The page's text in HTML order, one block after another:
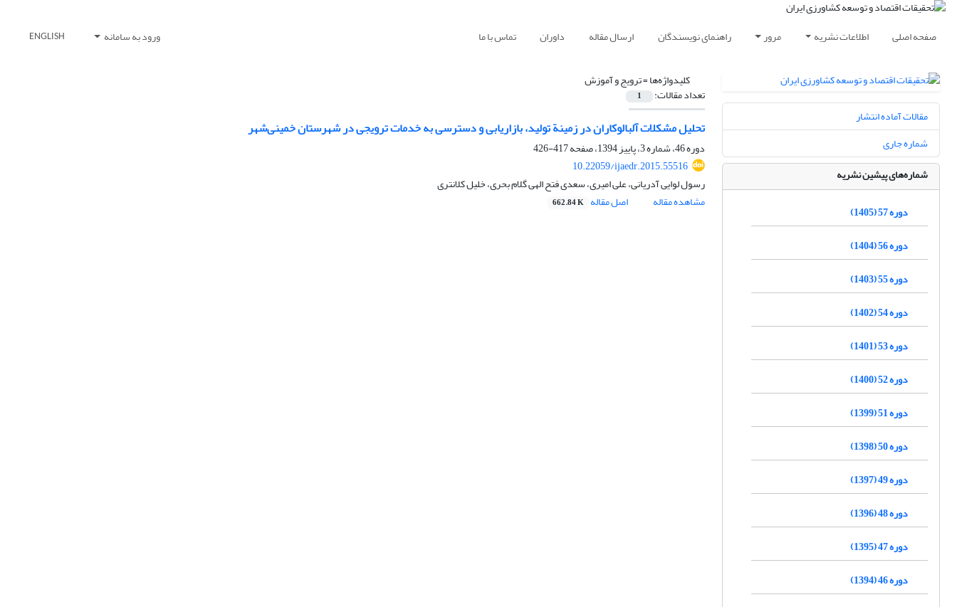
صفحه اصلی اطلاعات نشریه مرور راهنمای نویسندگان ارسال مقاله داوران تماس با ما ورود به سامانه ENGLISH
کلیدواژه‌ها =ترویج و آموزش
تعداد مقالات: 1
تحلیل مشکلات آلبالوکاران در زمینة تولید، بازاریابی و دسترسی به خدمات ترویجی در شهرستان خمینی‌شهر
دوره 46، شماره 3، پاییز 1394، صفحه
417-426
10.22059/ijaedr.2015.55516
رسول لوایی آدریانی، علی امیری، سعدی فتح الهی گلام بحری، خلیل کلانتری
مشاهده مقاله
اصل مقاله 662.84 K
مقالات آماده انتشار
شماره جاری
شماره‌های پیشین نشریه
دوره 57 (1405)
دوره 56 (1404)
دوره 55 (1403)
دوره 54 (1402)
دوره 53 (1401)
دوره 52 (1400)
دوره 51 (1399)
دوره 50 (1398)
دوره 49 (1397)
دوره 48 (1396)
دوره 47 (1395)
دوره 46 (1394)